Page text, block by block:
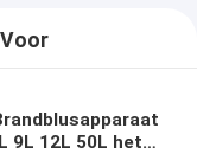
9L 12L 50L het